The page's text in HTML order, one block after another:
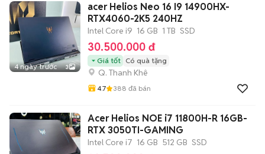
4 ngày trước 3
acer Helios Neo 16 I9 14900HX-
RTX4060-2K5 240HZ
Intel Core i9 16 GB 1 TB SSD
30.500.000 đ
Giá tốt Có quà tặng
Q. Thanh Khê
4.7 388 đã bán
Acer Helios NOE i7 11800H-R 16GB-
RTX 3050TI-GAMING
Intel Core i7 16 GB 512 GB SSD